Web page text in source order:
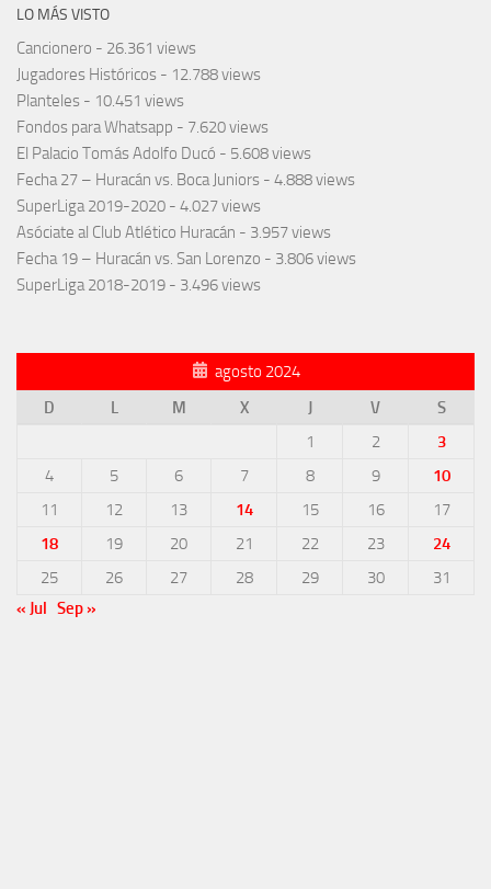
LO MÁS VISTO
Cancionero - 26.361 views
Jugadores Históricos - 12.788 views
Planteles - 10.451 views
Fondos para Whatsapp - 7.620 views
El Palacio Tomás Adolfo Ducó - 5.608 views
Fecha 27 – Huracán vs. Boca Juniors - 4.888 views
SuperLiga 2019-2020 - 4.027 views
Asóciate al Club Atlético Huracán - 3.957 views
Fecha 19 – Huracán vs. San Lorenzo - 3.806 views
SuperLiga 2018-2019 - 3.496 views
agosto 2024
D
L M X J V
S
1
2
3
4
5 6 7 8 9
10
11
12 13 14 15 16
17
18
19 20 21 22 23
24
25
26 27 28 29 30
31
« Jul Sep »